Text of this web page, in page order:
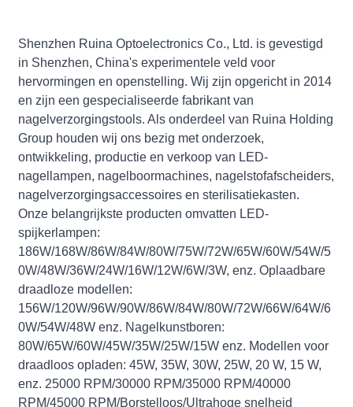
Shenzhen Ruina Optoelectronics Co., Ltd. is gevestigd
in Shenzhen, China's experimentele veld voor
hervormingen en openstelling. Wij zijn opgericht in 2014
en zijn een gespecialiseerde fabrikant van
nagelverzorgingstools. Als onderdeel van Ruina Holding
Group houden wij ons bezig met onderzoek,
ontwikkeling, productie en verkoop van LED-
nagellampen, nagelboormachines, nagelstofafscheiders,
nagelverzorgingsaccessoires en sterilisatiekasten.
Onze belangrijkste producten omvatten LED-
spijkerlampen:
186W/168W/86W/84W/80W/75W/72W/65W/60W/54W/5
0W/48W/36W/24W/16W/12W/6W/3W, enz. Oplaadbare
draadloze modellen:
156W/120W/96W/90W/86W/84W/80W/72W/66W/64W/6
0W/54W/48W enz. Nagelkunstboren:
80W/65W/60W/45W/35W/25W/15W enz. Modellen voor
draadloos opladen: 45W, 35W, 30W, 25W, 20 W, 15 W,
enz. 25000 RPM/30000 RPM/35000 RPM/40000
RPM/45000 RPM/Borstelloos/Ultrahoge snelheid